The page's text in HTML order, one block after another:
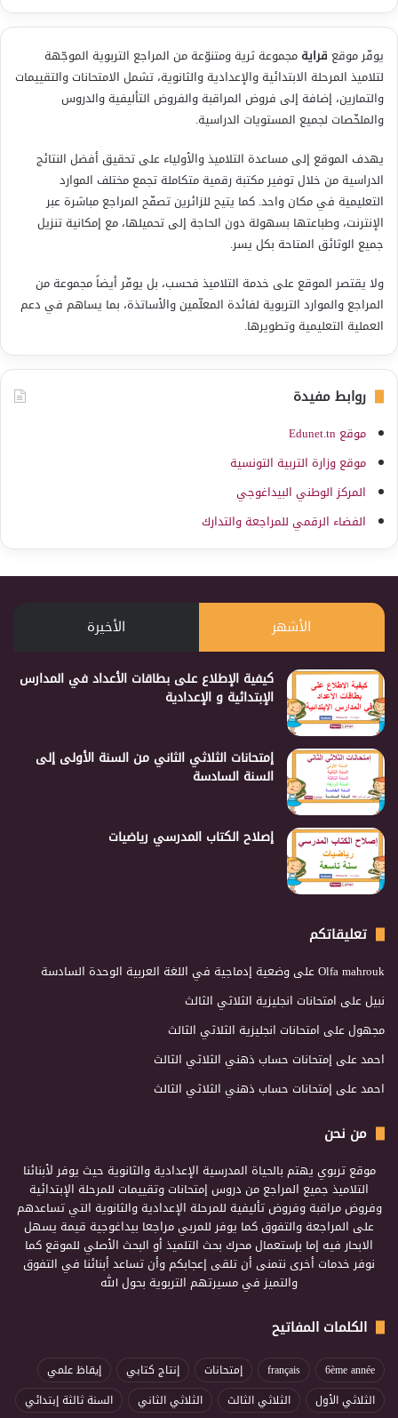
يوفّر موقع قرايةمجموعة ثرية ومتنوّعة من المراجع التربوية الموجّهة
لتلاميذ المرحلة الابتدائية والإعدادية والثانوية، تشمل الامتحانات والتقييمات
والتمارين، إضافة إلى فروض المراقبة والفروض التأليفية والدروس
والملخّصات لجميع المستويات الدراسية.
يهدف الموقع إلى مساعدة التلاميذ والأولياء على تحقيق أفضل النتائج
الدراسية من خلال توفير مكتبة رقمية متكاملة تجمع مختلف الموارد
التعليمية في مكان واحد. كما يتيح للزائرين تصفّح المراجع مباشرة عبر
الإنترنت، وطباعتها بسهولة دون الحاجة إلى تحميلها، مع إمكانية تنزيل
جميع الوثائق المتاحة بكل يسر.
ولا يقتصر الموقع على خدمة التلاميذ فحسب، بل يوفّر أيضاً مجموعة من
المراجع والموارد التربوية لفائدة المعلّمين والأساتذة، بما يساهم في دعم
العملية التعليمية وتطويرها.
روابط مفيدة
موقع Edunet.tn
موقع وزارة التربية التونسية
المركز الوطني البيداغوجي
الفضاء الرقمي للمراجعة والتدارك
الأشهر الأخيرة
كيفية الإطلاع على بطاقات الأعداد في المدارس
الإبتدائية و الإعدادية
إمتحانات الثلاثي الثاني من السنة الأولى إلى
السنة السادسة
إصلاح الكتاب المدرسي رياضيات
تعليقاتكم
Olfa mahroukعلى وضعية إدماجية في اللغة العربية الوحدة السادسة
نبيلعلى امتحانات انجليزية الثلاثي الثالث
مجهولعلى امتحانات انجليزية الثلاثي الثالث
احمدعلى إمتحانات حساب ذهني الثلاثي الثالث
احمدعلى إمتحانات حساب ذهني الثلاثي الثالث
من نحن
موقع تربوي يهتم بالحياة المدرسية الإعدادية والثانوية حيث يوفر لأبنائنا
التلاميذ جميع المراجع من دروس إمتحانات وتقييمات للمرحلة الإبتدائية
وفروض مراقبة وفروض تأليفية للمرحلة الإعدادية والثانوية التي تساعدهم
على المراجعة والتفوق كما يوفر للمربي مراجعا بيداغوجية قيمة يسهل
الابحار فيه إما بإستعمال محرك بحث التلميذ أو البحث الأصلي للموقع كما
نوفر خدمات أخرى نتمنى أن تلقى إعجابكم وأن تساعد أبنائنا في التفوق
والتميز في مسيرتهم التربوية بحول الله
الكلمات المفاتيح
6ème année
français إمتحانات إنتاج كتابي
إيقاظ علمي
الثلاثي الأول
الثلاثي الثالث الثلاثي الثاني السنة ثالثة إبتدائي